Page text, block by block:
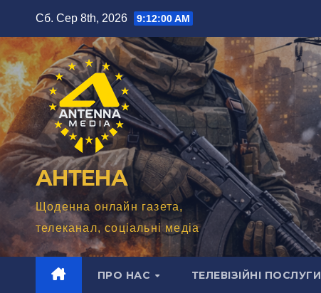
вмісту
Сб. Сер 8th, 2026 9:12:01 AM
АНТЕНА
Щоденна онлайн газета,
телеканал, соціальні медіа
ПРО НАС ТЕЛЕВІЗІЙНІ ПОСЛУГИ